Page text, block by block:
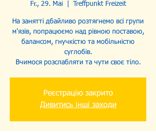
Fr., 29. Mai
  |
Treffpunkt Freizeit
На занятті дбайливо розтягнемо всі групи
м'язів, попрацюємо над рівною поставою,
балансом, гнучкістю та мобільністю
суглобів.
Вчимося розслабляти та чути своє тіло.
Реєстрацію закрито
Дивитись інші заходи